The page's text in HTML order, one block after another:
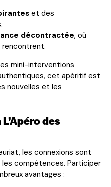
et des
décontractée, où
rencontrent.
mini-interventions
cet apéritif est
nouvelles et les
des
les connexions sont
compétences. Participer
avantages :